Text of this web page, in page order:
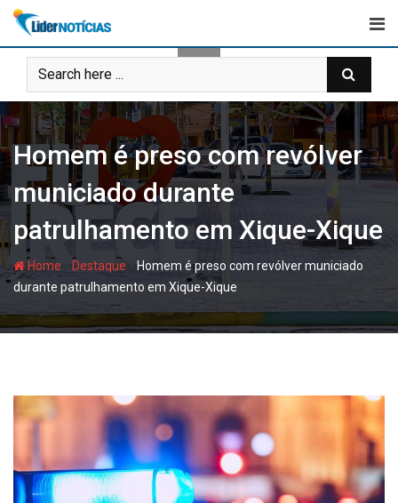
Skip
content
Homem é preso com revólver
municiado durante
patrulhamento em Xique-Xique
Home - Destaque - Homem é preso com revólver municiado
durante patrulhamento em Xique-Xique